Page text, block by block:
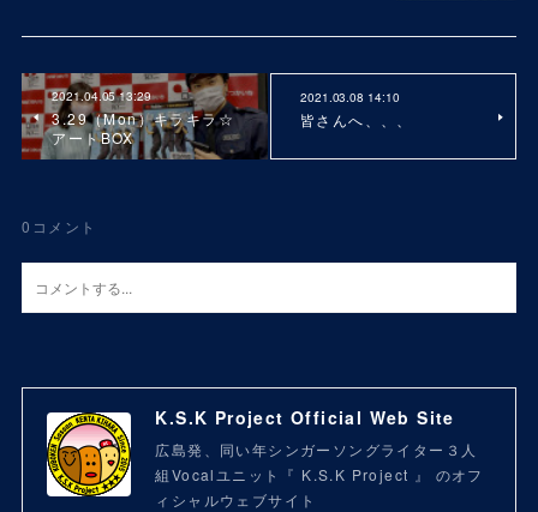
2021.04.05 13:29
3.29（Mon）キラキラ☆
アートBOX
2021.03.08 14:10
皆さんへ、、、
0 コメント
K.S.K Project Official Web Site
広島発、同い年シンガーソングライター３人
組Vocalユニット『 K.S.K Project 』 のオフ
ィシャルウェブサイト